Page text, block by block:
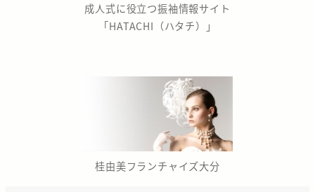
成人式に役立つ振袖情報サイト
「HATACHI（ハタチ）」
桂由美フランチャイズ大分